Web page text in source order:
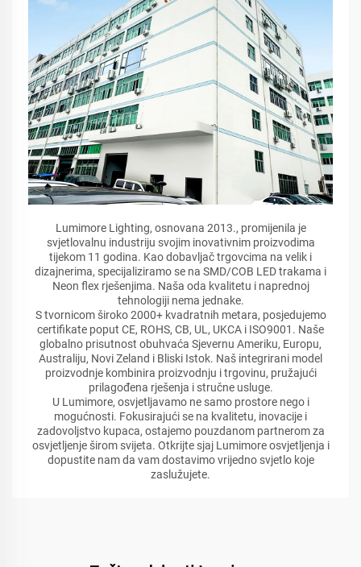
Lumimore Lighting, osnovana 2013., promijenila je
svjetlovalnu industriju svojim inovativnim proizvodima
tijekom 11 godina. Kao dobavljač trgovcima na velik i
dizajnerima, specijaliziramo se na SMD/COB LED trakama i
Neon flex rješenjima. Naša oda kvalitetu i naprednoj
tehnologiji nema jednake.
S tvornicom široko 2000+ kvadratnih metara, posjedujemo
certifikate poput CE, ROHS, CB, UL, UKCA i ISO9001. Naše
globalno prisutnost obuhvaća Sjevernu Ameriku, Europu,
Australiju, Novi Zeland i Bliski Istok. Naš integrirani model
proizvodnje kombinira proizvodnju i trgovinu, pružajući
prilagođena rješenja i stručne usluge.
U Lumimore, osvjetljavamo ne samo prostore nego i
mogućnosti. Fokusirajući se na kvalitetu, inovacije i
zadovoljstvo kupaca, ostajemo pouzdanom partnerom za
osvjetljenje širom svijeta. Otkrijte sjaj Lumimore osvjetljenja i
dopustite nam da vam dostavimo vrijedno svjetlo koje
zaslužujete.